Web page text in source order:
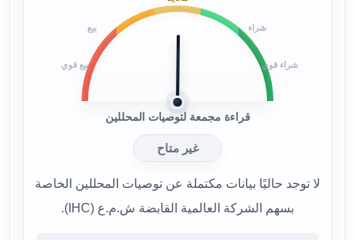
بيع قوي
بيع شراء
شراء قوي
قراءة مجمعة لتوصيات المحللين
غير متاح
لا توجد حاليًا بيانات مكتملة عن توصيات المحللين الخاصة
بسهم الشركة العالمية القابضة ش.م.ع (IHC).